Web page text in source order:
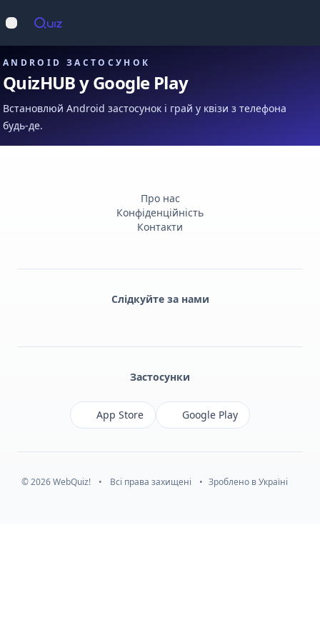
Відкрити меню
ANDROID ЗАСТОСУНОК
QuizHUB у Google Play
Встановлюй Android застосунок і грай у квізи з телефона
будь-де.
Про нас
Конфіденційність
Контакти
Слідкуйте за нами
Застосунки
App Store Google Play
© 2026 WebQuiz! • Всі права захищені • Зроблено в Україні